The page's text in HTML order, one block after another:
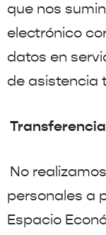
que nos
electrónico
datos en
de asistencia
No
personales a
Espacio